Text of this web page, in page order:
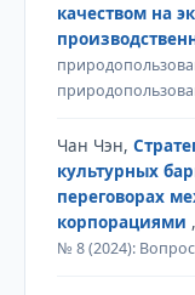
качеством на
Чан Чэн,
культурных
переговорах
корпорациями ,
№ 8 (2024):